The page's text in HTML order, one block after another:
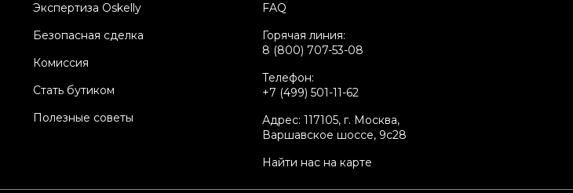
Состояние товара
Продавец
Экспертиза Oskelly
Безопасная сделка
Комиссия
Стать бутиком
Полезные советы
FAQ
Горячая линия:
8 (800) 707-53-08
Телефон:
+7 (499) 501-11-62
Адрес: 117105, г. Москва,
Варшавское шоссе, 9с28
Найти нас на карте